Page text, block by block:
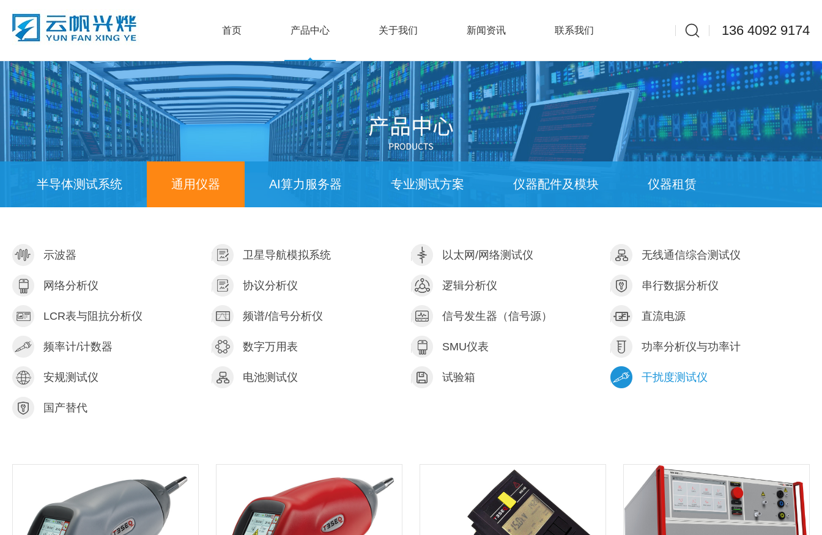
136 4092 9174
首页 产品中心 关于我们 新闻资讯 联系我们
半导体测试系统 通用仪器 AI算力服务器 专业测试方案 仪器配件及模块 仪器租赁
示波器 卫星导航模拟系统 以太网/网络测试仪 无线通信综合测试仪
网络分析仪 协议分析仪 逻辑分析仪 串行数据分析仪
LCR表与阻抗分析仪 频谱/信号分析仪 信号发生器（信号源） 直流电源
频率计/计数器 数字万用表 SMU仪表 功率分析仪与功率计
安规测试仪 电池测试仪 试验箱 干扰度测试仪
国产替代